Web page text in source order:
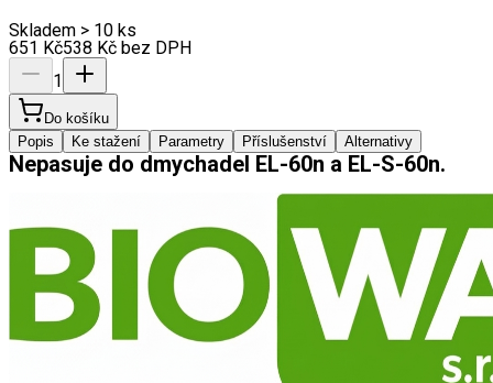
Skladem > 10 ks
651 Kč538 Kč bez DPH
1
Do košíku
Popis
Ke stažení Parametry Příslušenství Alternativy
Nepasuje do dmychadel EL-60n a EL-S-60n.